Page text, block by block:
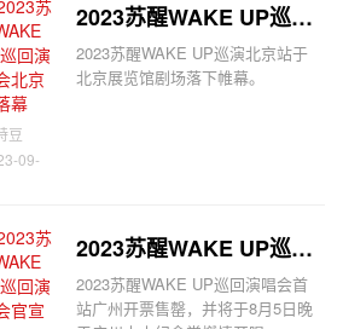
豆
09-
2023苏醒WAKE UP巡回演唱会北京站落幕
2023苏醒WAKE UP巡演北京站于
北京展览馆剧场落下帷幕。
2023苏醒WAKE UP巡回演唱会官宣
2023苏醒WAKE UP巡回演唱会首
站广州开票售罄，并将于8月5日晚